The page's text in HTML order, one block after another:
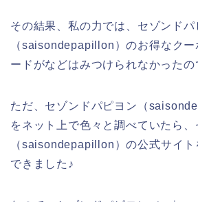
その結果、私の力では、セゾンドパ
（saisondepapillon）のお得なクー
ードがなどはみつけられなかったの
ただ、セゾンドパピヨン（
をネット上で色々と調べていたら
（saisondepapillon）の公式サイ
できました♪